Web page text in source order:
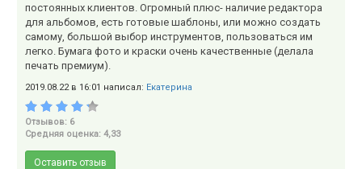
постоянных клиентов. Огромный плюс- наличие редактора
для альбомов, есть готовые шаблоны, или можно создать
самому, большой выбор инструментов, пользоваться им
легко. Бумага фото и краски очень качественные (делала
печать премиум).
2019.08.22 в 16:01 написал: Екатерина
Отзывов: 6
Средняя оценка: 4,33
Оставить отзыв